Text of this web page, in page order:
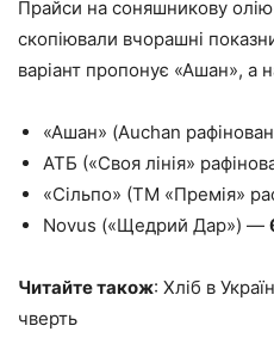
Прайси на соняшникову
скопіювали вчорашні
варіант пропонує «Ашан»,
«Ашан» (Auchan
АТБ («Своя лінія»
«Сільпо» (ТМ «Премія»
Novus («Щедрий Дар») —
Читайте також: Хліб в
чверть